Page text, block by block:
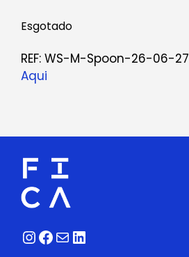
Esgotado
REF: WS-M-Spoon-26-06-27
Aqui
Instagram
Facebook
Correio
LinkedIn